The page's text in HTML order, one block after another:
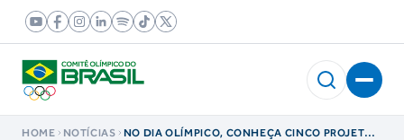
HOME NOTÍCIAS
NO DIA OLÍMPICO, CONHEÇA CINCO PROJETOS